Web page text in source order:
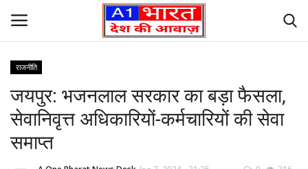
Home
राजनीति
जयपुर: भजनलाल सरकार का बड़ा फैसला,
सेवानिवृत्त अधिकारियों-कर्मचारियों की सेवा
समाप्त